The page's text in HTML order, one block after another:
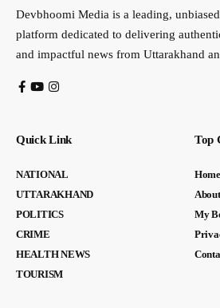
Devbhoomi Media is a leading,
platform dedicated to delivering
and impactful news from Uttarakhand
Quick Link
NATIONAL
UTTARAKHAND
POLITICS
CRIME
HEALTH NEWS
TOURISM
Top
Home
My